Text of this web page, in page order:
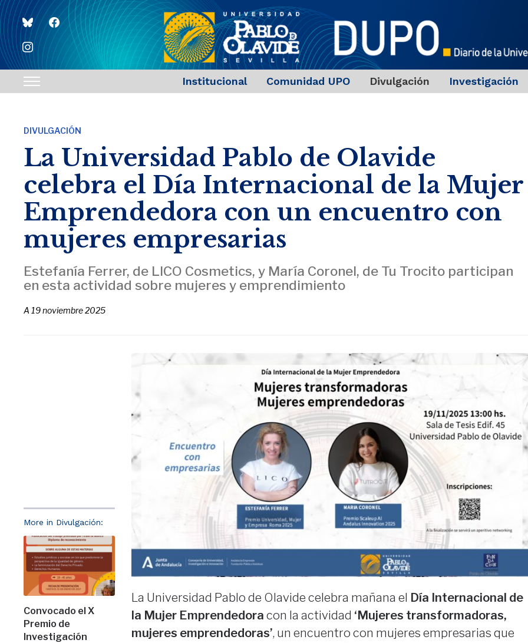
blueskyfacebook
instagram
Toggle
navigation
Institucional Comunidad UPO Divulgación Investigación
DIVULGACIÓN
La Universidad Pablo de Olavide
celebra el Día Internacional de la Mujer
Emprendedora con un encuentro con
mujeres empresarias
Estefanía Ferrer, de LICO Cosmetics, y María Coronel, de Tu Trocito participan
en esta actividad sobre mujeres y emprendimiento
A 19 noviembre 2025
More in Divulgación:
Convocado el X
Premio de
Investigación
La Universidad Pablo de Olavide celebra mañana el Día Internacional de
la Mujer Emprendedora con la actividad ‘Mujeres transformadoras,
mujeres emprendedoras’, un encuentro con mujeres empresarias que